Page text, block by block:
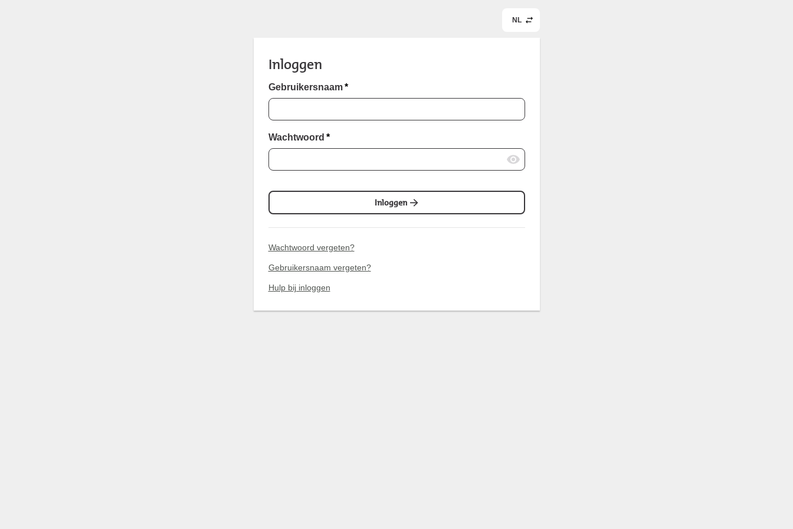
NL
Inloggen
Gebruikersnaam *
Wachtwoord *
Inloggen
Wachtwoord vergeten?
Gebruikersnaam vergeten?
Hulp bij inloggen